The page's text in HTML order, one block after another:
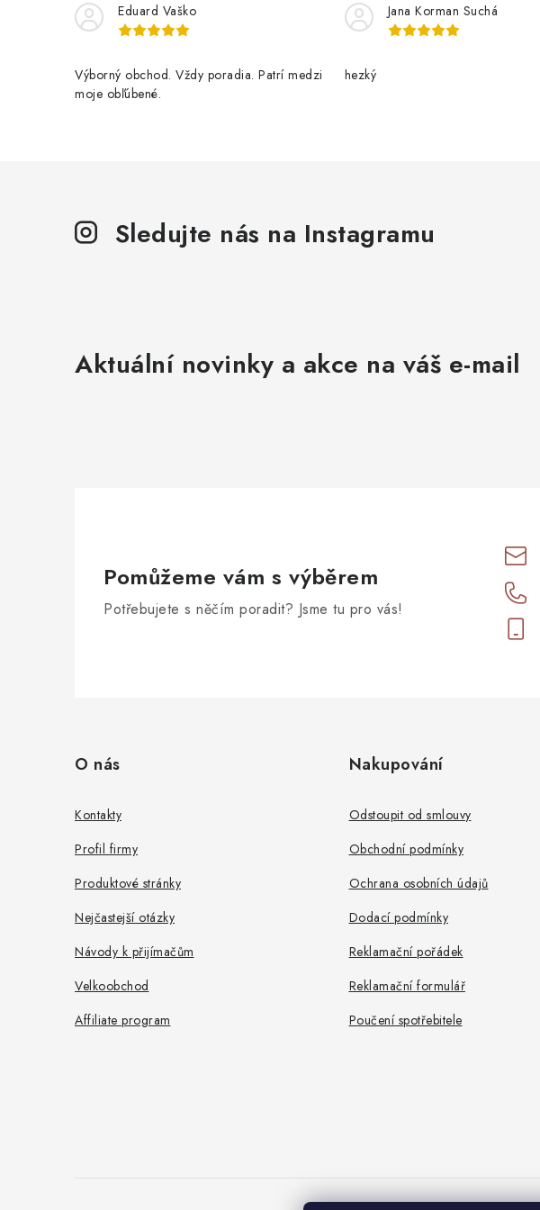
Eduard Vaško
Výborný obchod. Vždy poradia. Patrí medzi
moje obľúbené.
Jana Korman Suchá
hezký
Sledujte nás na Instagramu
Aktuální novinky a akce na váš e-mail
Pomůžeme vám s výběrem
Potřebujete s něčím poradit? Jsme tu pro vás!
O nás
Kontakty
Profil firmy
Produktové stránky
Nejčastejší otázky
Návody k přijímačům
Velkoobchod
Affiliate program
Nakupování
Odstoupit od smlouvy
Obchodní podmínky
Ochrana osobních údajů
Dodací podmínky
Reklamační pořádek
Reklamační formulář
Poučení spotřebitele